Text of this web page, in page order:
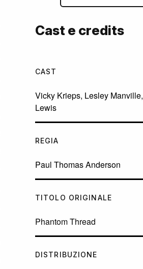
Cast e credits
CAST
Vicky Krieps, Lesley Manville,
Lewis
REGIA
Paul Thomas Anderson
TITOLO ORIGINALE
Phantom Thread
DISTRIBUZIONE